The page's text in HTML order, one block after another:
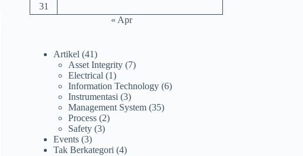
31
« Apr
Artikel (41)
Asset Integrity (7)
Electrical (1)
Information Technology (6)
Instrumentasi (3)
Management System (35)
Process (2)
Safety (3)
Events (3)
Tak Berkategori (4)